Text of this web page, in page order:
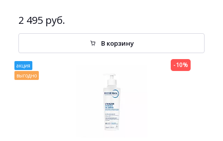
2 495 руб.
В корзину
акция
выгодно
-10%